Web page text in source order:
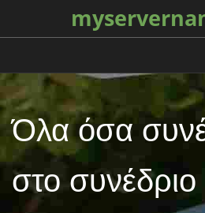
Όλα όσα
στο